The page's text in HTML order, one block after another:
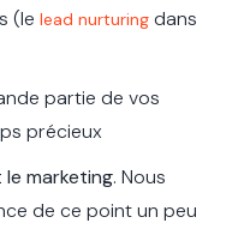
(le lead nurturing dans
partie de vos
précieux
le marketing. Nous
de ce point un peu